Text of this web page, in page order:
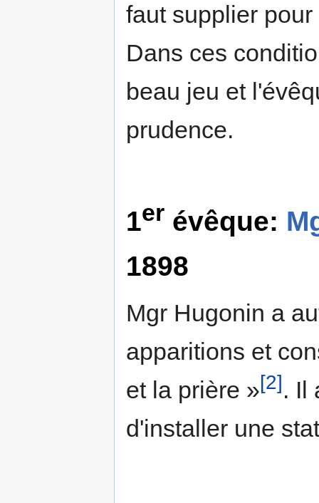
faut supplier
Dans ces
beau jeu et
prudence.
1er évêque:
1898
Mgr Hugonin a
apparitions et
et la prière »[2]. Il
d'installer une